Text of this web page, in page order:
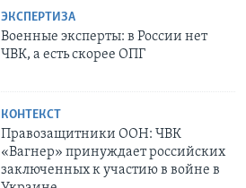
ЭКСПЕРТИЗА
Военные эксперты: в России нет
ЧВК, а есть скорее ОПГ
КОНТЕКСТ
Правозащитники ООН: ЧВК
«Вагнер» принуждает российских
заключенных к участию в войне в